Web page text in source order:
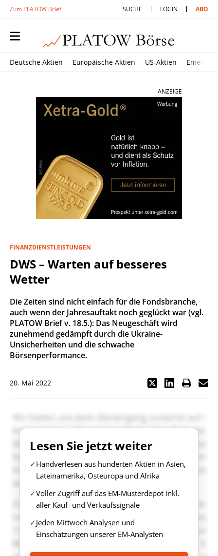
Zum PLATOW Brief SUCHE LOGIN ABO
Deutsche Aktien Europäische Aktien US-Aktien
ANZEIGE
FINANZDIENSTLEISTUNGEN
DWS – Warten auf besseres
Wetter
Die Zeiten sind nicht einfach für die Fondsbranche,
auch wenn der Jahresauftakt noch geglückt war (vgl.
PLATOW Brief v. 18.5.): Das Neugeschäft wird
zunehmend gedämpft durch die Ukraine-
Unsicherheiten und die schwache
Börsenperformance.
20. Mai 2022
Lesen Sie jetzt weiter
Handverlesen aus hunderten Aktien in Asien,
Lateinamerika, Osteuropa und Afrika
Voller Zugriff auf das EM-Musterdepot inkl.
aller Kauf- und Verkaufssignale
Jeden Mittwoch Analysen und
Einschätzungen unserer EM-Analysten